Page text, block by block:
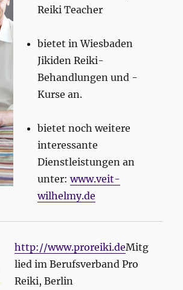
Reiki Teacher
bietet in Wiesbaden
Jikiden Reiki-
Behandlungen und -
Kurse an.
bietet noch weitere
interessante
Dienstleistungen an
unter:www.veit-
wilhelmy.de
http://www.proreiki.deMitg
lied im Berufsverband Pro
Reiki, Berlin